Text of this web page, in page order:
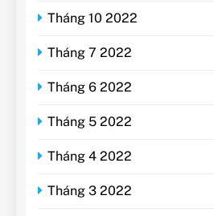
Tháng 10 2022
Tháng 7 2022
Tháng 6 2022
Tháng 5 2022
Tháng 4 2022
Tháng 3 2022